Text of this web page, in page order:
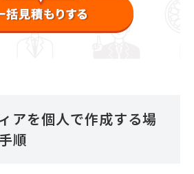
アを個人で作成する場
順